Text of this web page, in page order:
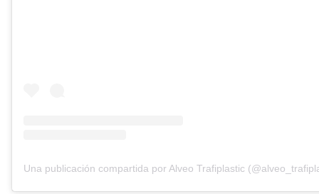
Una publicación compartida por Alveo Trafiplastic